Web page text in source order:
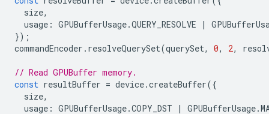
size,
usage : GPUBufferUsage.QUERY_RESOLVE |
});
commandEncoder . resolveQuerySet(querySet, 0, 2,
// Read GPUBuffer memory.
const resultBuffer = device.createBuffer({
size,
usage : GPUBufferUsage.COPY_DST | GPUBufferUsage.